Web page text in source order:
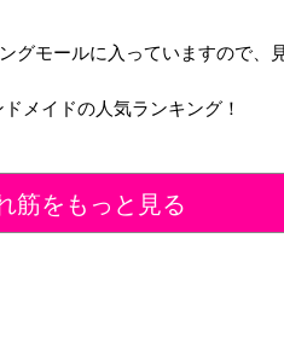
グモールに入っていますので、
メイドの人気ランキング！
筋をもっと見る